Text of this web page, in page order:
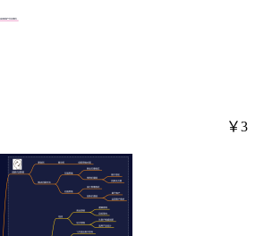
￥3